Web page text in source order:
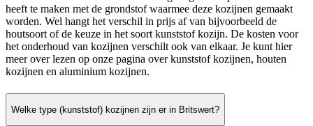
heeft te maken met de grondstof waarmee deze kozijnen gemaakt
worden. Wel hangt het verschil in prijs af van bijvoorbeeld de
houtsoort of de keuze in het soort kunststof kozijn. De kosten voor
het onderhoud van kozijnen verschilt ook van elkaar. Je kunt hier
meer over lezen op onze pagina over kunststof kozijnen, houten
kozijnen en aluminium kozijnen.
Welke type (kunststof) kozijnen zijn er in Britswert?